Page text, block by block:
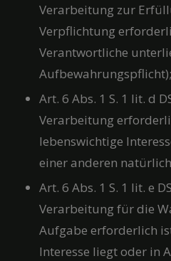
Verarbeitung zur
Verpflichtung
Verantwortliche
Aufbewahrungspflicht);
Art. 6 Abs. 1 S. 1 lit. d
Verarbeitung
lebenswichtige
einer anderen
Art. 6 Abs. 1 S. 1 lit. e
Verarbeitung für die
Aufgabe erforderlich
Interesse liegt oder in